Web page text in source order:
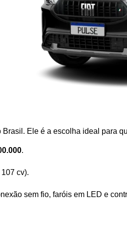
Ele é a escolha ideal para
.
cv).
sem fio, faróis em LED e